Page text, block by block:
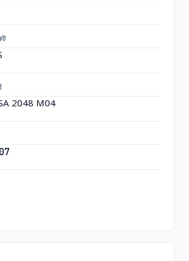
2048 M04